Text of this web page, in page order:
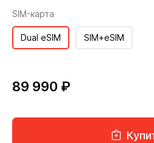
SIM-карта
Dual eSIM SIM+eSIM
89 990 ₽